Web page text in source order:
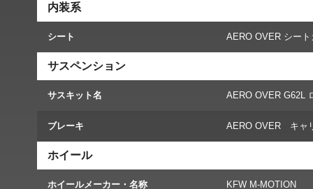
内装系
シート AERO OVER シート
サスペンション
サスキット名 AERO OVER G62L
ブレーキ AERO OVER キャ
ホイール
ホイールメーカー・名称 KFW M-MOTION